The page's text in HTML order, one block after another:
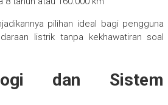
pilihan ideal bagi pengguna
listrik tanpa kekhawatiran soal
dan Sistem